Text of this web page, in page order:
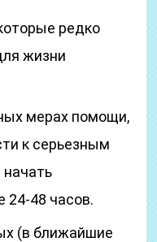
редко
жизни
мерах помощи,
к серьезным
24-48 часов.
(в ближайшие